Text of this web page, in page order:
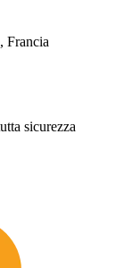
Francia
sicurezza